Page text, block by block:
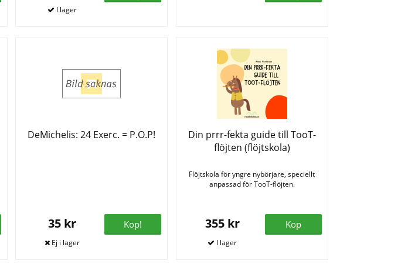
DeMichelis: 24 Exerc. = P.O.P!
35 kr Köp!
Din prrr-fekta guide till TooT-
flöjten (flöjtskola)
Flöjtskola för yngre nybörjare, speciellt
anpassad för TooT-flöjten.
355 kr Köp